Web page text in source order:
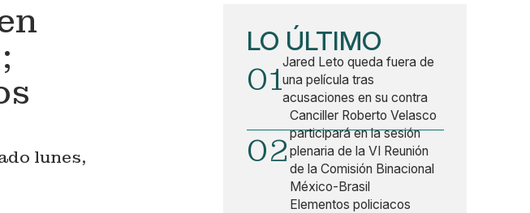
lunes,
LO ÚLTIMO
01Jared Leto queda fuera de
una película tras
acusaciones en su contra
02
Canciller Roberto Velasco
participará en la sesión
plenaria de la VI Reunión
de la Comisión Binacional
México-Brasil
Elementos policiacos